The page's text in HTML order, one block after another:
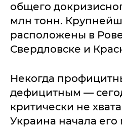
общего
млн тонн.
расположены в
Свердловске и
Некогда
дефицитным —
критически не
Украина начала